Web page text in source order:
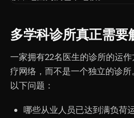
多学科诊所真正需要
一家拥有22名医生的诊所的运
疗网络，而不是一个独立的诊
以下问题：
哪些从业人员已达到满负荷